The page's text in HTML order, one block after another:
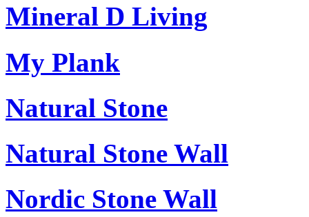
Mineral D Living
My Plank
Natural Stone
Natural Stone Wall
Nordic Stone Wall